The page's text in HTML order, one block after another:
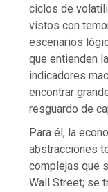
ciclos de
vistos con
escenarios
que entienden
indicadores
encontrar
resguardo de
Para él, la
abstracciones
complejas que
Wall Street; se